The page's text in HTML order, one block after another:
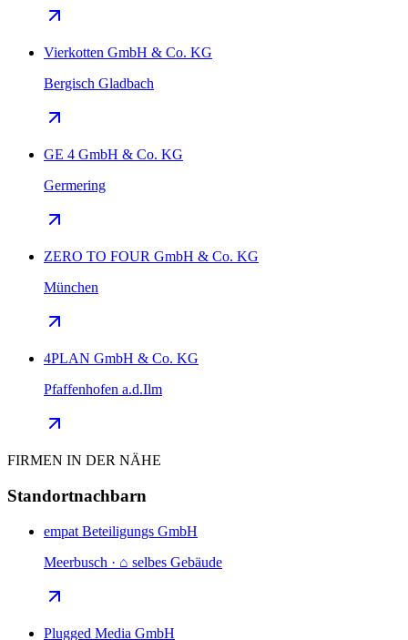
Vierkotten GmbH & Co. KG
Bergisch Gladbach
GE 4 GmbH & Co. KG
Germering
ZERO TO FOUR GmbH & Co. KG
München
4PLAN GmbH & Co. KG
Pfaffenhofen a.d.Ilm
FIRMEN IN DER NÄHE
Standortnachbarn
empat Beteiligungs GmbH
Meerbusch · ⌂ selbes Gebäude
Plugged Media GmbH